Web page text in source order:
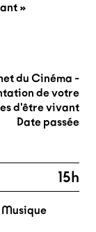
»
du Cinéma -
de votre
d'être vivant
Date passée
15h